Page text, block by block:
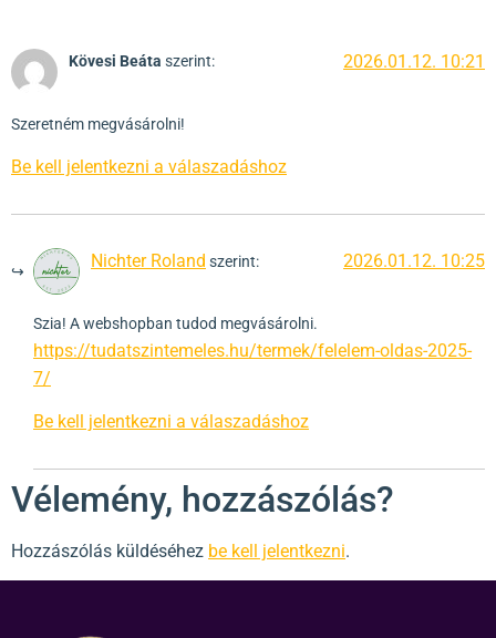
Kövesi Beáta szerint: 2026.01.12. 10:21
Szeretném megvásárolni!
Be kell jelentkezni a válaszadáshoz
Nichter Roland szerint: 2026.01.12. 10:25
Szia! A webshopban tudod megvásárolni.
https://tudatszintemeles.hu/termek/felelem-oldas-2025-
7/
Be kell jelentkezni a válaszadáshoz
Vélemény, hozzászólás?
Hozzászólás küldéséhez be kell jelentkezni.